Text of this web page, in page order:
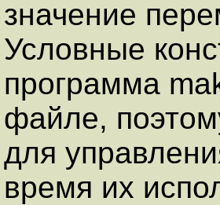
значение
Условные
программа
файле,
для
время их